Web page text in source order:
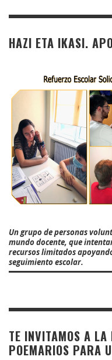
HAZI ETA IKASI.
Un grupo de personas
mundo docente, que
recursos limitados
seguimiento escolar.
TE INVITAMOS A LA
POEMARIOS PARA